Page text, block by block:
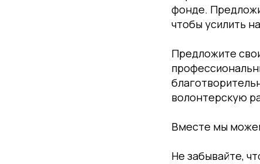
фонде.
чтобы усилить
Предложите
волонтерскую
Вместе мы
Не забывайте,